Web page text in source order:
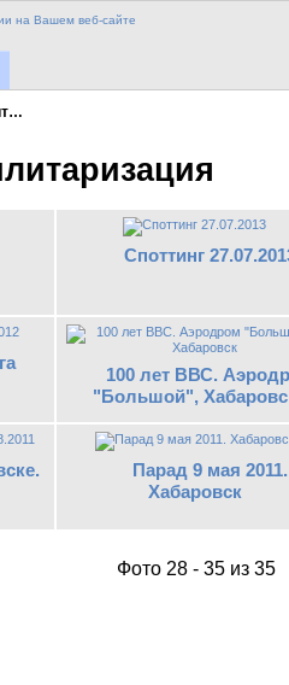
Споттинг
100 лет ВВС.
"Большой",
Парад 9 мая 2011.
Хабаровск
Фото 28 - 35 из 35